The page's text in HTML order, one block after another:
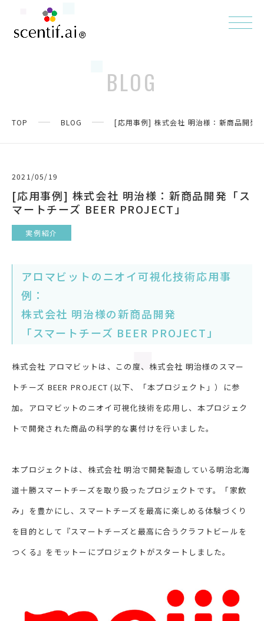
BLOG
TOP BLOG [応用事例] 株式会社 明治様：新商品開発
2021/05/19
[応用事例] 株式会社 明治様：新商品開発「ス
マートチーズ BEER PROJECT」
実例紹介
アロマビットのニオイ可視化技術応用事
例：
株式会社 明治様の新商品開発
「スマートチーズ BEER PROJECT」
株式会社 アロマビットは、この度、株式会社 明治様のスマー
トチーズ BEER PROJECT (以下、「本プロジェクト」）に参
加。アロマビットのニオイ可視化技術を応用し、本プロジェク
トで開発された商品の科学的な裏付けを行いました。
本プロジェクトは、株式会社 明治で開発製造している明治北海
道十勝スマートチーズを取り扱ったプロジェクトです。「家飲
み」を豊かにし、スマートチーズを最高に楽しめる体験づくり
を目的として『スマートチーズと最高に合うクラフトビールを
つくる』をモットーにプロジェクトがスタートしました。